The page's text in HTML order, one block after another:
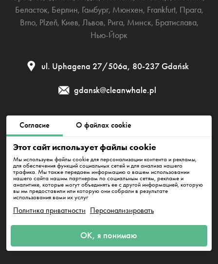
Согласие О файлах cookie
Этот сайт использует файлы cookie
Мы используем файлы cookie для персонализации контента и рекламы,
для обеспечения функций социальных сетей и для анализа нашего
трафика. Мы также передаем информацию о вашем использовании
нашего сайта нашим партнерам по социальным сетям, рекламе и
аналитике, которые могут объединять ее с другой информацией, которую
вы им предоставили или которую они собрали в результате
использования вами их услуг
Политика приватности Персонализировать
ОК, я понимаю
Беласток, Берлин, Гамбург, Мюнхен, Frankfurt, Прага,
Brno, Plzeň, Киев, Львов, Рига, Минск, Братислава,
Нью-Йорк
ul. Uphagena 27/506а, 80-237 Gdańsk
gdansk@cleanwhale.pl
Публичный договор Политика приватности
Политика использования файлов cookie
Clean Whale Sp. z o.o., KRS 0000868230, NIP: 6751738063,
REGON: 38745511400000
ul. Uphagena 27/506а, 80-237 Gdańsk